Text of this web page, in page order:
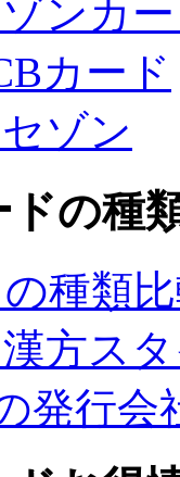
ンカ
カード
ゾン
の種
種類
方ス
発行会